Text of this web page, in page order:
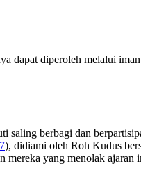
dapat diperoleh melalui
berbagi dan
), didiami oleh Roh Kudus
mereka yang menolak ajaran